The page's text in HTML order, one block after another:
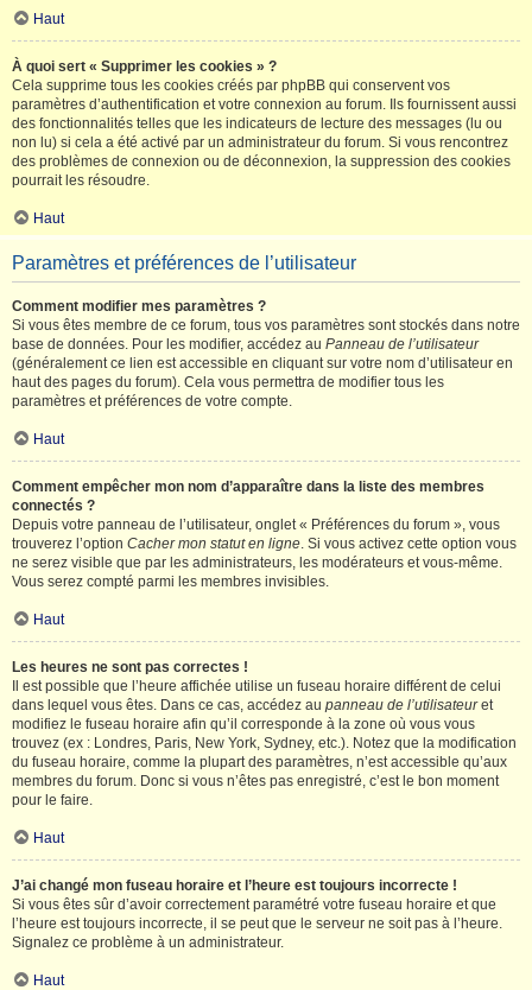
Haut
À quoi sert « Supprimer les cookies » ?
Cela supprime tous les cookies créés par phpBB qui conservent vos
paramètres d’authentification et votre connexion au forum. Ils fournissent aussi
des fonctionnalités telles que les indicateurs de lecture des messages (lu ou
non lu) si cela a été activé par un administrateur du forum. Si vous rencontrez
des problèmes de connexion ou de déconnexion, la suppression des cookies
pourrait les résoudre.
Haut
Paramètres et préférences de l’utilisateur
Comment modifier mes paramètres ?
Si vous êtes membre de ce forum, tous vos paramètres sont stockés dans notre
base de données. Pour les modifier, accédez au Panneau de l’utilisateur
(généralement ce lien est accessible en cliquant sur votre nom d’utilisateur en
haut des pages du forum). Cela vous permettra de modifier tous les
paramètres et préférences de votre compte.
Haut
Comment empêcher mon nom d’apparaître dans la liste des membres
connectés ?
Depuis votre panneau de l’utilisateur, onglet « Préférences du forum », vous
trouverez l’option Cacher mon statut en ligne. Si vous activez cette option vous
ne serez visible que par les administrateurs, les modérateurs et vous-même.
Vous serez compté parmi les membres invisibles.
Haut
Les heures ne sont pas correctes !
Il est possible que l’heure affichée utilise un fuseau horaire différent de celui
dans lequel vous êtes. Dans ce cas, accédez au panneau de l’utilisateuret
modifiez le fuseau horaire afin qu’il corresponde à la zone où vous vous
trouvez (ex : Londres, Paris, New York, Sydney, etc.). Notez que la modification
du fuseau horaire, comme la plupart des paramètres, n’est accessible qu’aux
membres du forum. Donc si vous n’êtes pas enregistré, c’est le bon moment
pour le faire.
Haut
J’ai changé mon fuseau horaire et l’heure est toujours incorrecte !
Si vous êtes sûr d’avoir correctement paramétré votre fuseau horaire et que
l’heure est toujours incorrecte, il se peut que le serveur ne soit pas à l’heure.
Signalez ce problème à un administrateur.
Haut